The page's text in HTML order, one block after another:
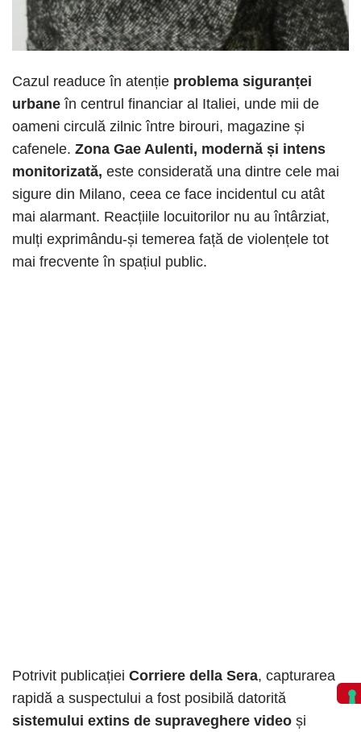
Cazul readuce în atenție problema siguranței
urbane în centrul financiar al Italiei, unde mii de
oameni circulă zilnic între birouri, magazine și
cafenele. Zona Gae Aulenti, modernă și intens
monitorizată, este considerată una dintre cele mai
sigure din Milano, ceea ce face incidentul cu atât
mai alarmant. Reacțiile locuitorilor nu au întârziat,
mulți exprimându-și temerea față de violențele tot
mai frecvente în spațiul public.
Potrivit publicației Corriere della Sera, capturarea
rapidă a suspectului a fost posibilă datorită
sistemului extins de supraveghere video și